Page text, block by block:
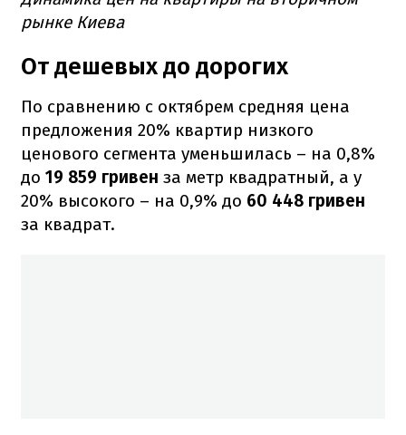
рынке Киева
От дешевых до дорогих
По сравнению с октябрем средняя цена
предложения 20% квартир низкого
ценового сегмента уменьшилась – на 0,8%
до 19 859 гривен за метр квадратный, а у
20% высокого – на 0,9% до 60 448 гривен
за квадрат.